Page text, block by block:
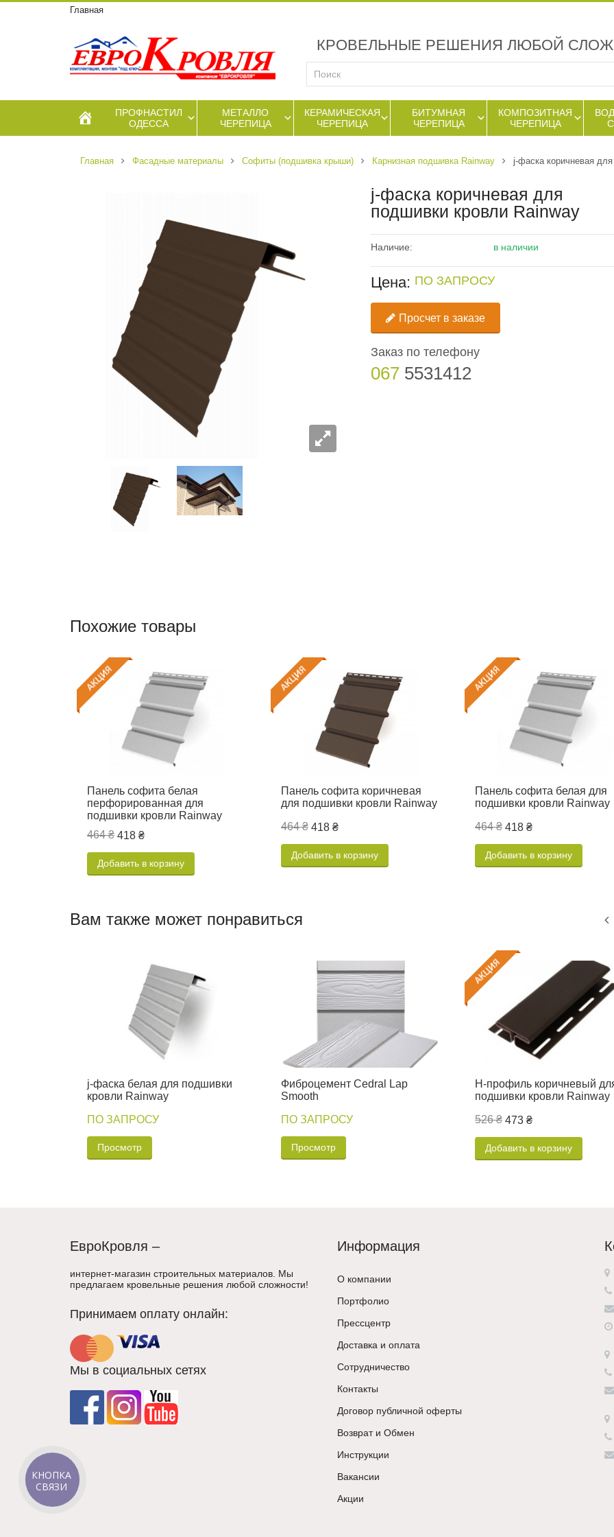
Главная
КРОВЕЛЬНЫЕ РЕШЕНИЯ ЛЮБОЙ
ПРОФНАСТИЛ
ОДЕССА
МЕТАЛЛО
ЧЕРЕПИЦА
КЕРАМИЧЕСКАЯ
ЧЕРЕПИЦА
БИТУМНАЯ
ЧЕРЕПИЦА
КОМПОЗИТНАЯ
ЧЕРЕПИЦА
Главная Фасадные материалы Софиты (подшивка крыши) Карнизная подшивка Rainway j-фаска коричневая
j-фаска коричневая для
подшивки кровли Rainway
Наличие: в наличии
Цена: ПО ЗАПРОСУ
Просчет в заказе
Заказ по телефону
067 5531412
Похожие товары
Панель софита белая
перфорированная для
подшивки кровли Rainway
464 ₴ 418 ₴
Добавить в корзину
Панель софита коричневая
для подшивки кровли Rainway
464 ₴ 418 ₴
Добавить в корзину
Панель софита белая для
подшивки кровли Rainway
464 ₴ 418 ₴
Добавить в корзину
Вам также может понравиться
j-фаска белая для подшивки
кровли Rainway
ПО ЗАПРОСУ
Просмотр
Фиброцемент Cedral Lap
Smooth
ПО ЗАПРОСУ
Просмотр
H-профиль коричневый
подшивки кровли Rainway
526 ₴ 473 ₴
Добавить в корзину
ЕвроКровля –
интернет-магазин строительных материалов. Мы
предлагаем кровельные решения любой сложности!
Принимаем оплату онлайн:
Мы в социальных сетях
Информация
О компании
Портфолио
Прессцентр
Доставка и оплата
Сотрудничество
Контакты
Договор публичной оферты
Возврат и Обмен
Инструкции
Вакансии
Акции
КНОПКА
СВЯЗИ